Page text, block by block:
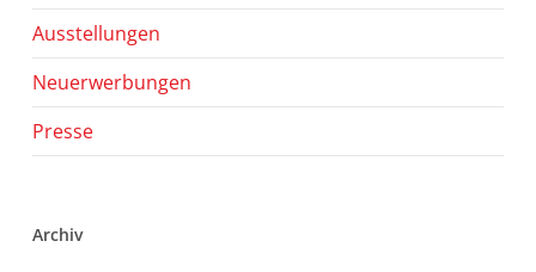
Ausstellungen
Neuerwerbungen
Presse
Archiv